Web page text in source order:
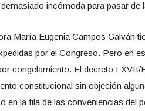
incómoda para pasar
María Eugenia Campos Galván
por el Congreso. Pero en
congelamiento. El decreto
constitucional sin objeción
en la fila de las conveniencias del